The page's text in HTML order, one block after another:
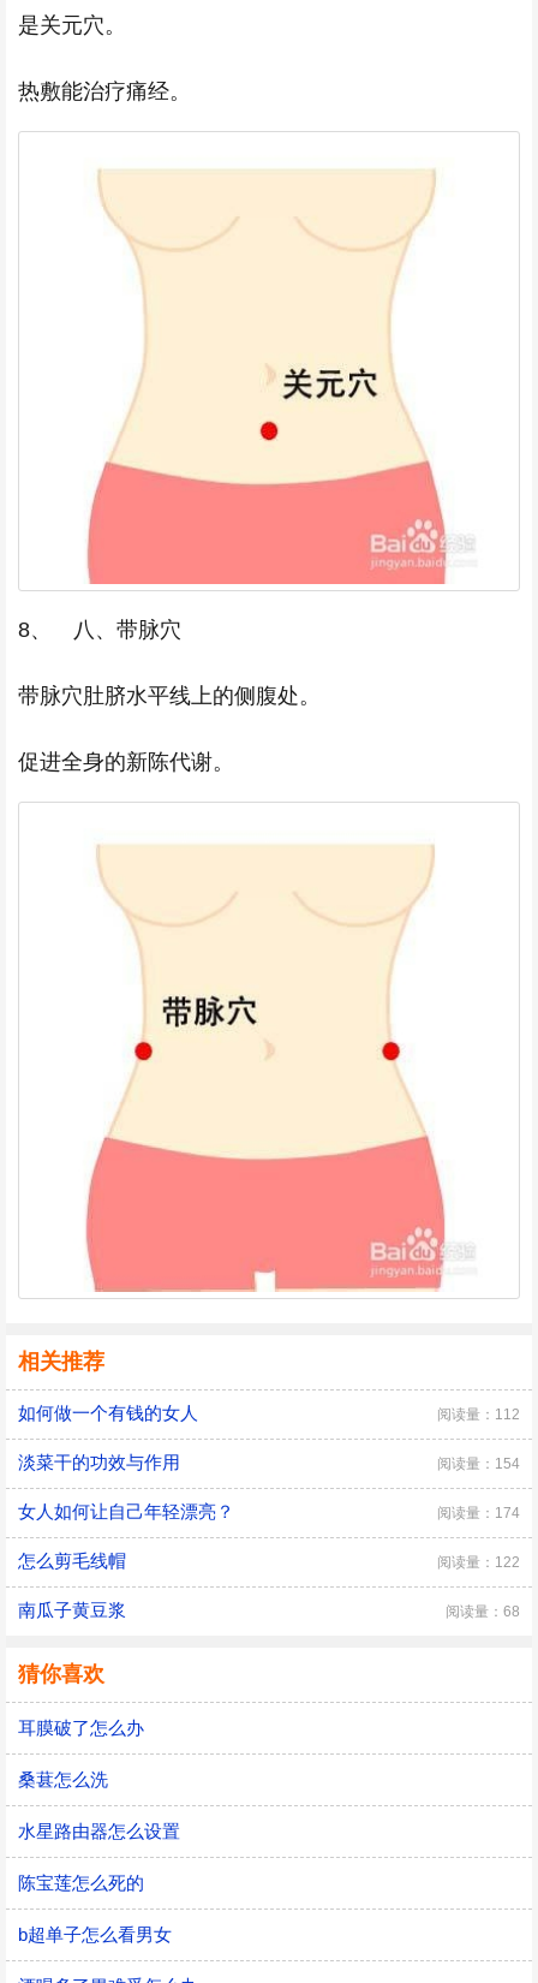
是关元穴。
热敷能治疗痛经。
8、 八、带脉穴
带脉穴肚脐水平线上的侧腹处。
促进全身的新陈代谢。
相关推荐
如何做一个有钱的女人 阅读量：112
淡菜干的功效与作用 阅读量：154
女人如何让自己年轻漂亮？ 阅读量：174
怎么剪毛线帽 阅读量：122
南瓜子黄豆浆 阅读量：68
猜你喜欢
耳膜破了怎么办
桑葚怎么洗
水星路由器怎么设置
陈宝莲怎么死的
b超单子怎么看男女